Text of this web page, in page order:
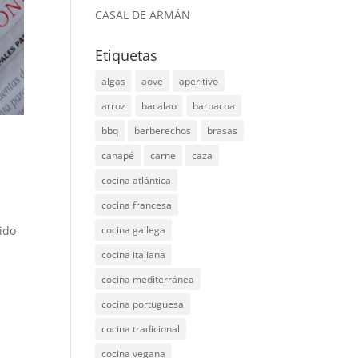
CASAL DE ARMÁN
Etiquetas
algas aove
aperitivo
arroz
bacalao
barbacoa
bbq
berberechos
brasas
canapé
carne
caza
cocina atlántica
cocina francesa
cocina gallega
cocina italiana
cocina mediterránea
cocina portuguesa
cocina tradicional
cocina vegana